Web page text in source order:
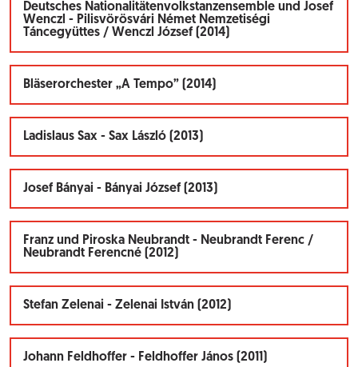
Deutsches Nationalitätenvolkstanzensemble und Josef
Wenczl - Pilisvörösvári Német Nemzetiségi
Táncegyüttes / Wenczl József (2014)
Bläserorchester „A Tempo” (2014)
Ladislaus Sax - Sax László (2013)
Josef Bányai - Bányai József (2013)
Franz und Piroska Neubrandt - Neubrandt Ferenc /
Neubrandt Ferencné (2012)
Stefan Zelenai - Zelenai István (2012)
Johann Feldhoffer - Feldhoffer János (2011)